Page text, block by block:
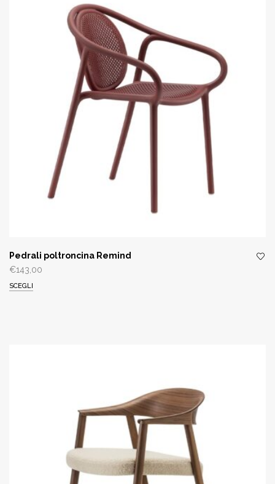
Pedrali poltroncina Remind
€143,00
SCEGLI